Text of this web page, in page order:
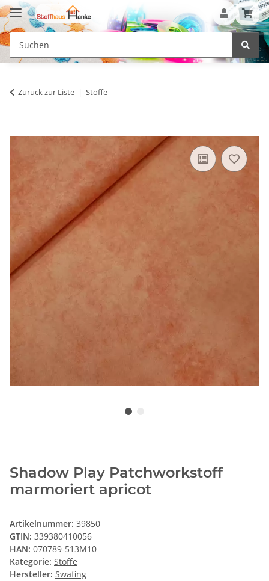
Zurück zur Liste Stoffe
Shadow Play Patchworkstoff
marmoriert apricot
Artikelnummer: 39850
GTIN: 339380410056
HAN: 070789-513M10
Kategorie: Stoffe
Hersteller: Swafing